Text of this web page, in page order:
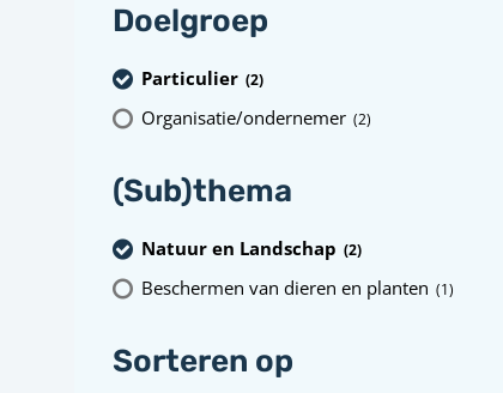
Doelgroep
Particulier (2)
Organisatie/ondernemer (2)
(Sub)thema
Natuur en Landschap (2)
Beschermen van dieren en planten (1)
Sorteren op